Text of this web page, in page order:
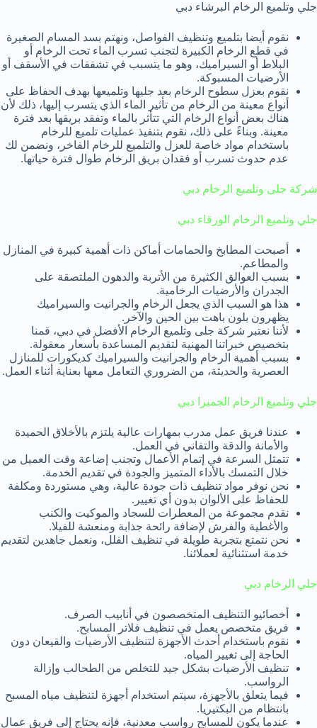
جلي وتلميع الرخام البرشاء دبي
نقوم أيضا بتلميع وتنظيف الفواصل، ونهتم بسد المسام الصغيرة
في قطع الرخام الكبيرة لتجنب تسرب الماء تحت الرخام أو
البلاط أو السيراميك، وهو ما يتسبب في تشققات في الأسقف أو
الأرضيات المسبوكة.
نقوم بعزل سطوح الرخام بعد جليها وتلميعها بهدف الحفاظ على
أنواع معينة من الرخام من تأثير الماء الذي يتسرب إليها، ذلك لأن
هناك بعض أنواع الرخام التي تتأثر بالماء وتفقد بريقها بعد فترة
معينة. وبناءً على ذلك، نقوم بتنفيذ عمليات تلميع للرخام
باستخدام مواد خاصة للعزل والتلميع للرخام الفاخر، ونضمن لك
عدم حدوث تسرب أو فقدان بريق الرخام طوال فترة حياتها.
شركة جلى وتلميع الرخام دبي
جلي وتلميع الرخام الورقاء دبي
أصبحت المطابخ والحمامات أماكن ذات أهمية كبيرة في المنازل
والمطاعم.
بسبب العوالق الكثيرة من الأتربة والدهون الملتصقة على
الجدران والأرضيات الرخامية.
هذا هو السبب الذي يجعل الرخام والجرانيت والسيراميك
يظهرون بلون باهت بين الحين والآخر.
لأننا نعتبر شركة جلى وتلميع الرخام الأفضل في دبي، قمنا
بتخصيص خبراتنا المهنية لتقديم المساعدة بأسعار معقولة.
بسبب أهمية الرخام والجرانيت والسيراميك كديكورات للمنازل
العصرية والحديثة، من الضروري التعامل معها بعناية أثناء العمل.
جلي وتلميع الرخام الجميرا دبي
عندنا فريق عمل مدرب بمهارات عالية يلتزم بالأخلاق الحميدة
والأمانة والدقة والتفاني في العمل.
تتمثل السرعة في إتمام الأعمال وتجنب إضاعة وقت العميل من
خلال التمسك بالأداء المتميز والجودة في تقديم الخدمة.
نحن نوفر مواد تنظيف ذات جودة عالية، وهي مستوردة ومكلفة
للحفاظ على الألوان بدون أي تغيير.
نقدم مجموعة من المعطرات للسجاد والموكيت والكنب
والأغطية والفرش لإضافة رائحة جذابة ومنعشة للفيلا.
نحن نتمتع بتجربة طويلة في تنظيف الفلل، ونعمل جاهدين لتقديم
خدمة استثنائية لعملائنا.
جلي الرخام دبي
أخصائيو التنظيف المتخصصون في أنابيب الصرف.
فريق متخصص يعمل في تنظيف فلاتر المسابح.
نقوم باستخدام أحدث الأجهزة لتنظيف الأرضيات والقيعان دون
الحاجة إلى تغيير المياه.
تنظيف الأرضيات بشكل جيد للتخلص من الطحالب وإزالة
الرواسب.
فيما يتعلق بالأجهزة، سيتم استخدام أجهزة لتنظيف مياه المسبح
بانتظام من البكتيريا.
عندما يكون للمسابح رواسب معدنية، فإنه يحتاج إلى فريق عمال